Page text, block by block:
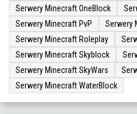
Serwery Minecraft OneBlock
Serwery Minecraft PvP
Serwery
Serwery Minecraft Roleplay
Serwery Minecraft Skyblock
Serwery Minecraft SkyWars
Serwery Minecraft WaterBlock